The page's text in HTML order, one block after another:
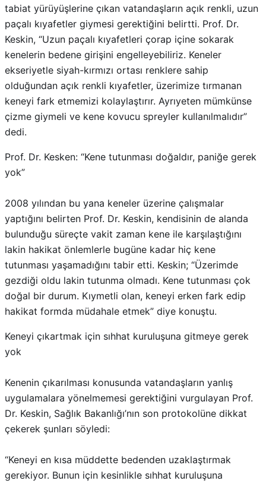
tabiat yürüyüşlerine çıkan vatandaşların açık renkli, uzun
paçalı kıyafetler giymesi gerektiğini belirtti. Prof. Dr.
Keskin, “Uzun paçalı kıyafetleri çorap içine sokarak
kenelerin bedene girişini engelleyebiliriz. Keneler
ekseriyetle siyah-kırmızı ortası renklere sahip
olduğundan açık renkli kıyafetler, üzerimize tırmanan
keneyi fark etmemizi kolaylaştırır. Ayrıyeten mümkünse
çizme giymeli ve kene kovucu spreyler kullanılmalıdır”
dedi.
Prof. Dr. Kesken: “Kene tutunması doğaldır, paniğe gerek
yok”
2008 yılından bu yana keneler üzerine çalışmalar
yaptığını belirten Prof. Dr. Keskin, kendisinin de alanda
bulunduğu süreçte vakit zaman kene ile karşılaştığını
lakin hakikat önlemlerle bugüne kadar hiç kene
tutunması yaşamadığını tabir etti. Keskin; “Üzerimde
gezdiği oldu lakin tutunma olmadı. Kene tutunması çok
doğal bir durum. Kıymetli olan, keneyi erken fark edip
hakikat formda müdahale etmek” diye konuştu.
Keneyi çıkartmak için sıhhat kuruluşuna gitmeye gerek
yok
Kenenin çıkarılması konusunda vatandaşların yanlış
uygulamalara yönelmemesi gerektiğini vurgulayan Prof.
Dr. Keskin, Sağlık Bakanlığı’nın son protokolüne dikkat
çekerek şunları söyledi:
“Keneyi en kısa müddette bedenden uzaklaştırmak
gerekiyor. Bunun için kesinlikle sıhhat kuruluşuna